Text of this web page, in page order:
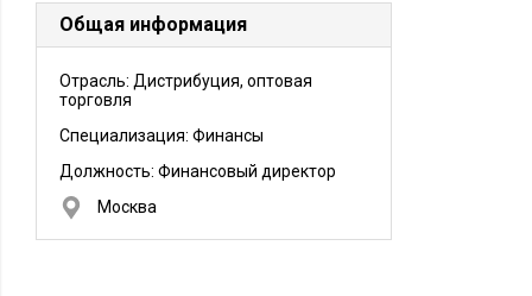
Общая информация
Отрасль: Дистрибуция, оптовая
торговля
Специализация: Финансы
Должность: Финансовый директор
Москва